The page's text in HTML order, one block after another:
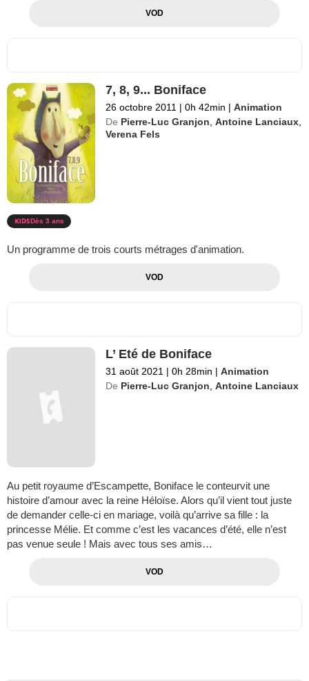
VOD
7, 8, 9... Boniface
26 octobre 2011 | 0h 42min | Animation
De Pierre-Luc Granjon ,Antoine Lanciaux
Verena Fels
Dès 3 ans
Un programme de trois courts métrages d'animation.
VOD
L’ Eté de Boniface
31 août 2021 | 0h 28min | Animation
De Pierre-Luc Granjon ,Antoine Lanciaux
Au petit royaume d’Escampette, Boniface le conteurvit une
histoire d’amour avec la reine Héloïse. Alors qu’il vient tout juste
de demander celle-ci en mariage, voilà qu’arrive sa fille : la
princesse Mélie. Et comme c’est les vacances d’été, elle n’est
pas venue seule ! Mais avec tous ses amis…
VOD